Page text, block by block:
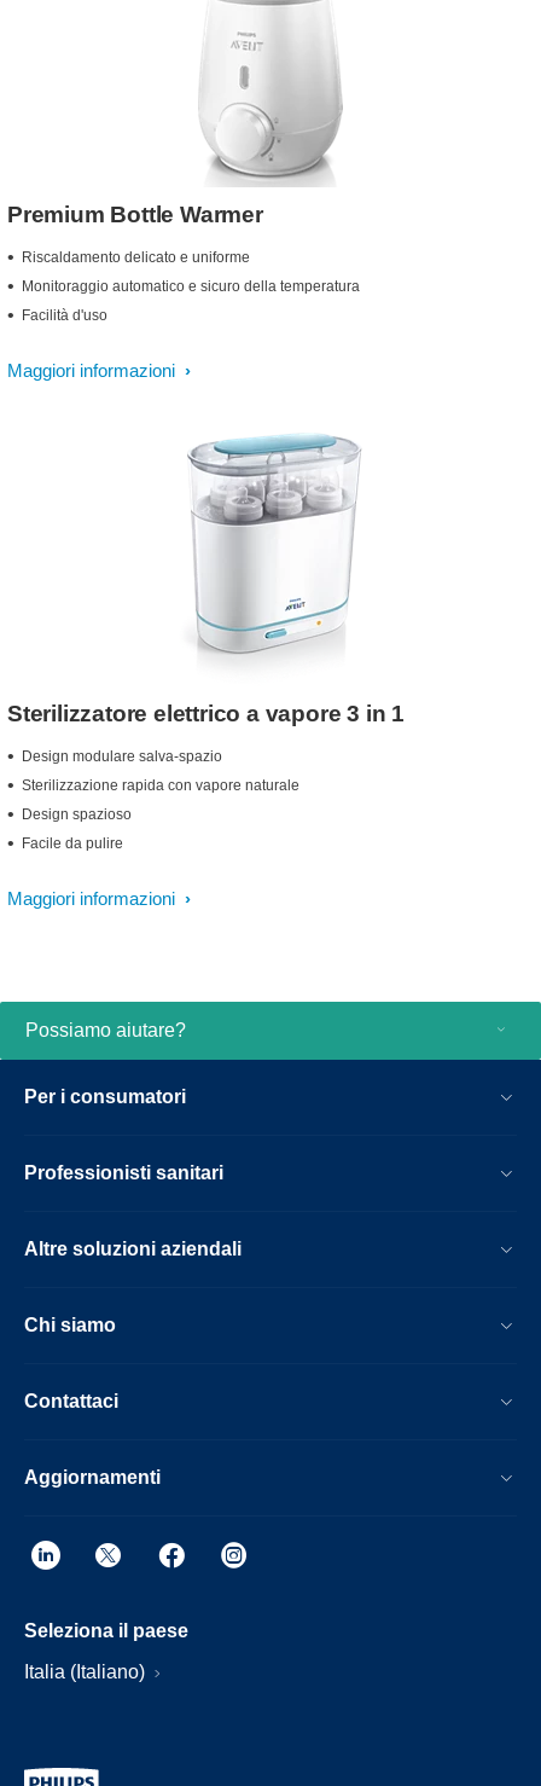
Premium Bottle Warmer
Riscaldamento delicato e uniforme
Monitoraggio automatico e sicuro della temperatura
Facilità d'uso
Maggiori informazioni
Sterilizzatore elettrico a vapore 3 in 1
Design modulare salva-spazio
Sterilizzazione rapida con vapore naturale
Design spazioso
Facile da pulire
Maggiori informazioni
Possiamo aiutare?
Per i consumatori
Professionisti sanitari
Altre soluzioni aziendali
Chi siamo
Contattaci
Aggiornamenti
Seleziona il paese
Italia (Italiano)